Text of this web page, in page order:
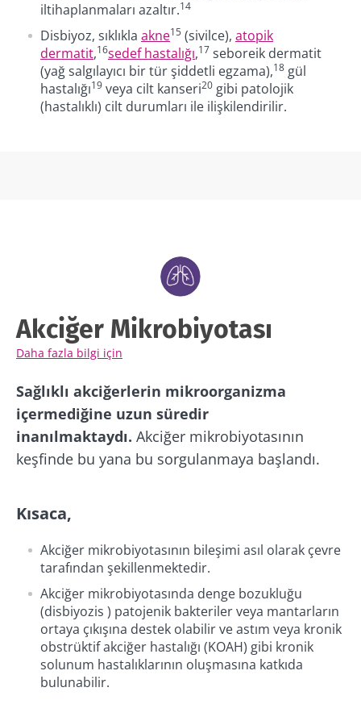
iltihaplanmaları azaltır.14
Disbiyoz, sıklıkla akne15 (sivilce), atopik
dermatit,16sedef hastalığı,17 seboreik dermatit
(yağ salgılayıcı bir tür şiddetli egzama),18 gül
hastalığı19 veya cilt kanseri20 gibi patolojik
(hastalıklı) cilt durumları ile ilişkilendirilir.
Akciğer Mikrobiyotası
Daha fazla bilgi için
Sağlıklı akciğerlerin mikroorganizma
içermediğine uzun süredir
inanılmaktaydı. Akciğer mikrobiyotasının
keşfinde bu yana bu sorgulanmaya başlandı.
Kısaca,
Akciğer mikrobiyotasının bileşimi asıl olarak çevre
tarafından şekillenmektedir.
Akciğer mikrobiyotasında denge bozukluğu
(disbiyozis ) patojenik bakteriler veya mantarların
ortaya çıkışına destek olabilir ve astım veya kronik
obstrüktif akciğer hastalığı (KOAH) gibi kronik
solunum hastalıklarının oluşmasına katkıda
bulunabilir.
BMI 20-35
15/01/2026
Cinsellik:
seminal-vajinal
mikrobiyotanın
23/12/2025
Depresyon:
gazlı
içecekler
19/11/